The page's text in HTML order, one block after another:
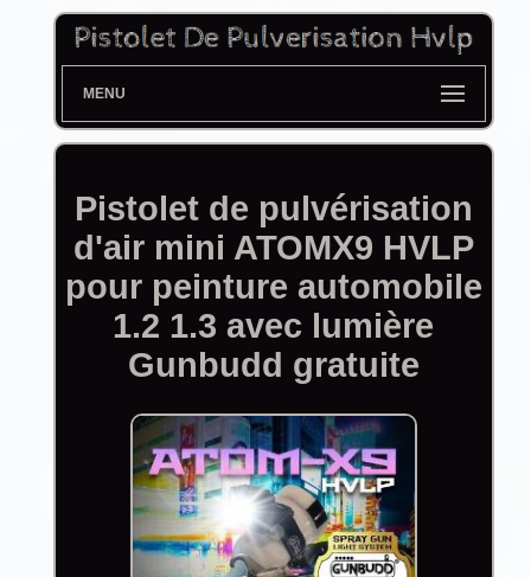
MENU
Pistolet de pulvérisation
d'air mini ATOMX9 HVLP
pour peinture automobile
1.2 1.3 avec lumière
Gunbudd gratuite